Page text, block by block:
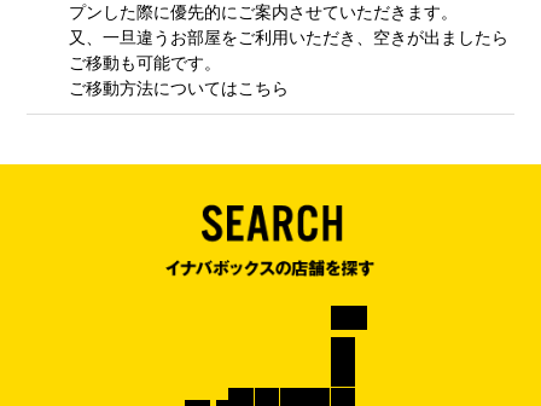
プンした際に優先的にご案内させていただきます。
又、一旦違うお部屋をご利用いただき、空きが出ましたら
ご移動も可能です。
ご移動方法についてはこちら